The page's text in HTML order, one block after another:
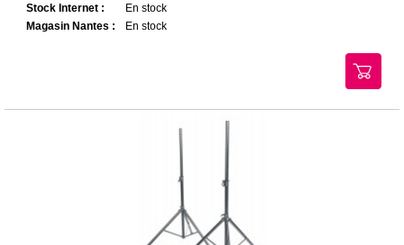
Stock Internet :
En stock
Magasin Nantes :
En stock